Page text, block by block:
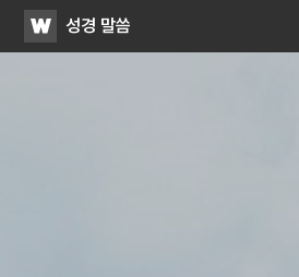
WATV성경 말씀